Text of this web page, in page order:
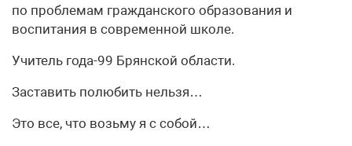
по проблемам гражданского образования и
воспитания в современной школе.
Учитель года-99 Брянской области.
Заставить полюбить нельзя…
Это все, что возьму я с собой…